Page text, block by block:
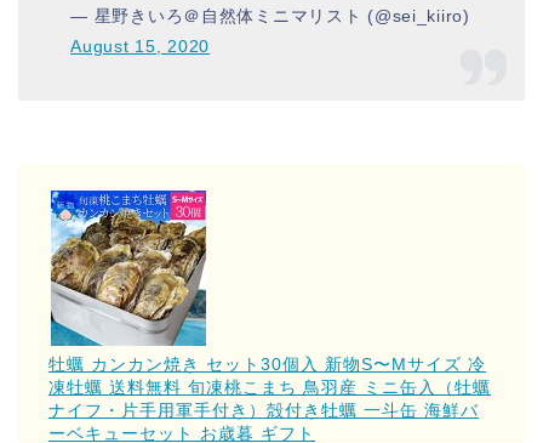
— 星野きいろ＠自然体ミニマリスト (@sei_kiiro)
August 15, 2020
牡蠣 カンカン焼き セット30個入 新物S〜Mサイズ 冷
凍牡蠣 送料無料 旬凍桃こまち 鳥羽産 ミニ缶入（牡蠣
ナイフ・片手用軍手付き）殻付き牡蠣 一斗缶 海鮮バ
ーベキューセット お歳暮 ギフト